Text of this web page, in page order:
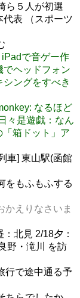
ら５人が初選
表 （スポーツ
で音ゲー作
でヘッドフォン
ングをすべき
なるほど
々是遊戯：なん
箱ドット」ア
車] 東山駅(函館
をもふもふする
かえりなさいま
：北見 2/18夕：
野・滝川 を訪
行で途中通る予